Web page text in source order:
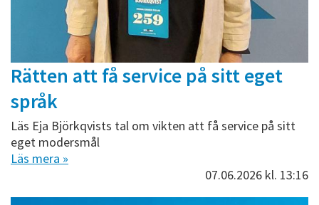
Rätten att få service på sitt eget
språk
Läs Eja Björkqvists tal om vikten att få service på sitt
eget modersmål
Läs mera »
07.06.2026 kl. 13:16